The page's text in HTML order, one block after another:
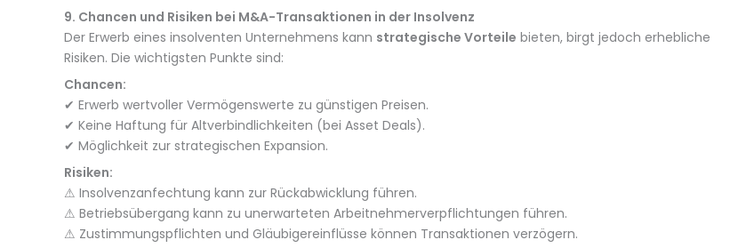
9. Chancen und Risiken bei M&A-Transaktionen in der Insolvenz
Der Erwerb eines insolventen Unternehmens kann strategische Vorteile bieten, birgt jedoch erhebliche
Risiken. Die wichtigsten Punkte sind:
Chancen:
✔ Erwerb wertvoller Vermögenswerte zu günstigen Preisen.
✔ Keine Haftung für Altverbindlichkeiten (bei Asset Deals).
✔ Möglichkeit zur strategischen Expansion.
Risiken:
⚠ Insolvenzanfechtung kann zur Rückabwicklung führen.
⚠ Betriebsübergang kann zu unerwarteten Arbeitnehmerverpflichtungen führen.
⚠ Zustimmungspflichten und Gläubigereinflüsse können Transaktionen verzögern.